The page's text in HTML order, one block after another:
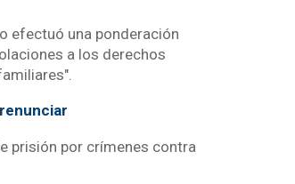
efectuó una ponderación
a los derechos
prisión por crímenes contra